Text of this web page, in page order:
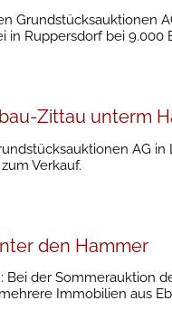
Grundstücksauktionen
Ruppersdorf bei 9.000
Zittau unterm
AG
Verkauf.
den Hammer
der Sommerauktion
Immobilien aus